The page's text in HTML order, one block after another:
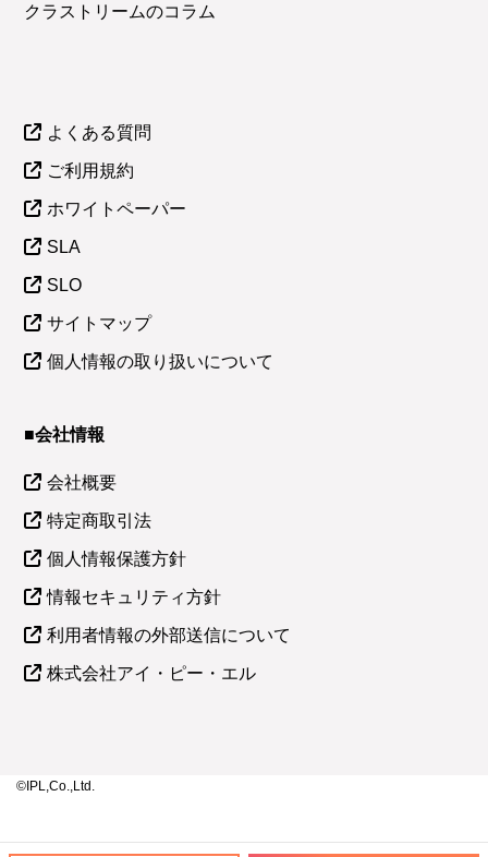
クラストリームのコラム
よくある質問
ご利用規約
ホワイトペーパー
SLA
SLO
サイトマップ
個人情報の取り扱いについて
■会社情報
会社概要
特定商取引法
個人情報保護方針
情報セキュリティ方針
利用者情報の外部送信について
株式会社アイ・ピー・エル
©IPL,Co.,Ltd.